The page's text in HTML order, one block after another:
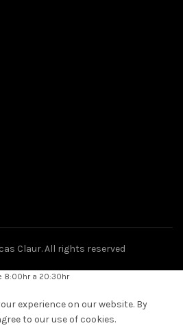
Claur. All rights reserved
8:00hr a 20:30hr
experience on our website. By
to our use of cookies.